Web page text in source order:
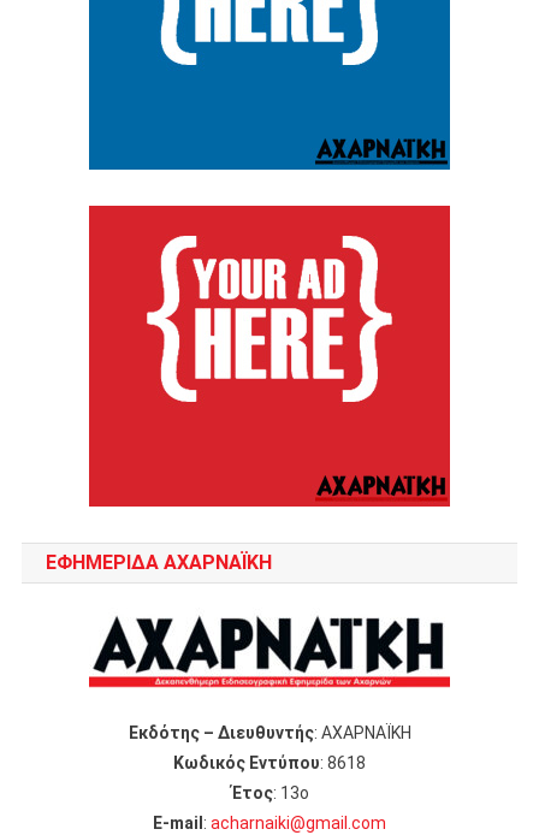
ΕΦΗΜΕΡΙΔΑ ΑΧΑΡΝΑΪΚΗ
Εκδότης – Διευθυντής: ΑΧΑΡΝΑΪΚΗ
Κωδικός Εντύπου: 8618
Έτος: 13ο
Ε-mail : acharnaiki@gmail.com